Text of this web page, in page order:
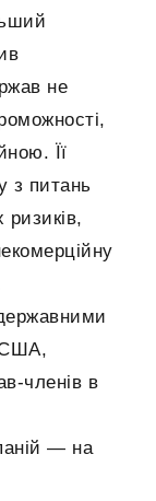
не
Її
з питань
ризиків,
США,
членів в
— на